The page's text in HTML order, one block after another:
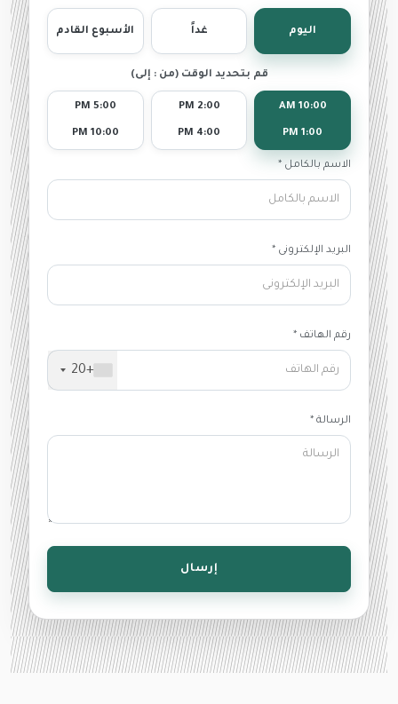
اليوم غداً الأسبوع القادم
قم بتحديد الوقت (من : إلى)
10:00 AM
1:00 PM
2:00 PM
4:00 PM
5:00 PM
10:00 PM
الاسم بالكامل *
البريد الإلكترونى *
رقم الهاتف *
+20
الرسالة *
إرسال